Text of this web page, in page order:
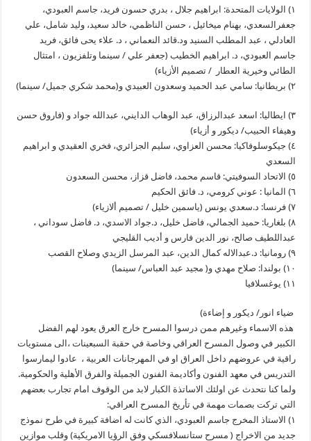
١) الولايات المتحدة: ابراهيم جلال ، بدري حسون فريد، جاسم العبودي،
جعفرالسعدي، بهنام ميخائيل ، حسن الناظمي، خالد سعيد، وليد شامل، علي
العادلي ، عبد المطلب السنيد ود.قائد النعماني ، د. علاء يحى فائق، فريد
جاسم العبودي، د. ابراهيم الخطيب (جعفر علي / سينما وتلفزيون ، امتثال
الطائي وخيرية العطار / تصميم الأزياء)
٢) بريطانيا: سامي عبد الحميد وسعدون العبيدي و(محمد شكري جميل/ سينما)
٣) ايطاليا: اسعد عبدالرزاق، عبد الوهاب الدايني، عبدالله جواد و (فاروق حسن
وهيفاء الحبيب/ ديكور و أزياء)
٤) جيكوسلوفاكيا: محسن العزاوي، سليم الجزائري، فخري العقيدي و ابراهيم
السعدي
٥) الاتحاد السوفيتي: قاسم محمد، فاضل قزاز، محسن السعدون
٦) المانيا : عوني كرومي، د. فائق الحكيم
٧) فرنسا: د.سعدي يونس (ياسمين خليل / تصميم ألازياء)
٨) بلغاريا: حميد الجمالي، فاضل خليل، د.جواد الاسدي، د. فاضل سوداني ،
عبداللطيف صالح، نور الدين فارس و أديب القليجي
٩) رومانيا: د.عبدالاله كمال الدين، عبد المرسل الزيدي وصلاح القصب
١٠) بولندا: صلاح مهدي و( مجيد عبد العباس/ سينما)
١١) يوغسلافيا
ضياء انور/ ديكور و إضاءة)
هذه الاسماء وغيرهم ممن درسوا المسرح خارج العرق يعود لهم الفضل
الكبير في وصول المسرح العراقي وخاصة في حقبة السبعينات ،الى مستويات
راقية في عروضهم داخل العراق او في المهرجانات العربية ، عادوا ليمارسوا
التدريس في معهد الفنون وأكاديمة الفنون الجميلة والفرق الأهلية والحكومية.
ولما كنا نتحدث عن اولئك الاساتذة الكبار لابد من الوقوف امام تجارب بعضهم
التي تركت بصمات مهمة في تأريخ المسرح العراقي:
١) الاستاذ المخرج جاسم العبودي، الذي كانت له اضافة كبيرة في طرح نموذج
جديد من الاخراج ( مسرح ستانسلافسكي وفق الرؤيا الامريكية) وقلب موازين